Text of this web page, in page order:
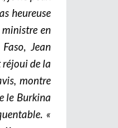
heureuse
ministre en
Jean
réjoui de la
montre
le Burkina
«